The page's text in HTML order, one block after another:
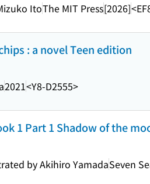
ItoThe MIT Press[2026]
: a novel Teen edition
2021<Y8-D2555>
1 Part 1 Shadow of the
by Akihiro YamadaSeven